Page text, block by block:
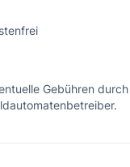
Gebühren